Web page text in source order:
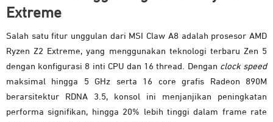
Extreme
Salah satu fitur unggulan dari MSI Claw A8 adalah prosesor AMD
Ryzen Z2 Extreme, yang menggunakan teknologi terbaru Zen 5
dengan konfigurasi 8 inti CPU dan 16 thread. Dengan clock speed
maksimal hingga 5 GHz serta 16 core grafis Radeon 890M
berarsitektur RDNA 3.5, konsol ini menjanjikan peningkatan
performa signifikan, hingga 20% lebih tinggi dalam frame rate